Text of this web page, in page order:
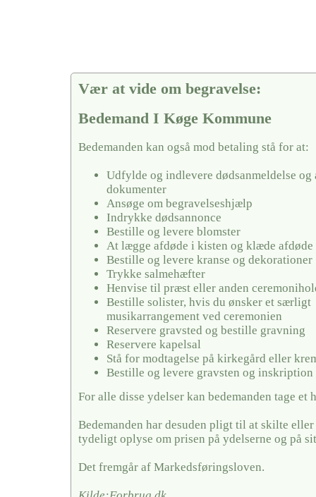
Vær at vide om begravelse:
Bedemand I Køge Kommune
Bedemanden kan også mod betaling stå for at:
Udfylde og indlevere dødsanmeldelse
dokumenter
Ansøge om begravelseshjælp
Indrykke dødsannonce
Bestille og levere blomster
At lægge afdøde i kisten og klæde afdøde
Bestille og levere kranse og dekorationer
Trykke salmehæfter
Henvise til præst eller anden
Bestille solister, hvis du ønsker et særligt
musikarrangement ved ceremonien
Reservere gravsted og bestille gravning
Reservere kapelsal
Stå for modtagelse på kirkegård eller
Bestille og levere gravsten og inskription
For alle disse ydelser kan bedemanden tage et
Bedemanden har desuden pligt til at skilte eller
tydeligt oplyse om prisen på ydelserne og på
Det fremgår af Markedsføringsloven.